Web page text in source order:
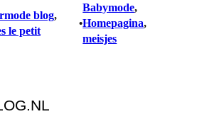
blog
le petit
•
Babymode
Homepagina
meisjes